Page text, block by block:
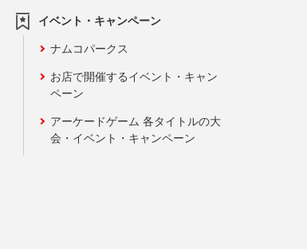
イベント・キャンペーン
ナムコパークス
お店で開催するイベント・キャン
ペーン
アーケードゲーム 各タイトルの大
会・イベント・キャンペーン